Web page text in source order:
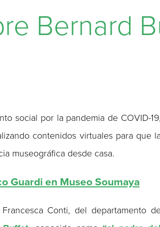
Bernard
social por la pandemia de COVID-
contenidos virtuales para que
museográfica desde casa.
Guardi en Museo Soumaya
Conti, del departamento